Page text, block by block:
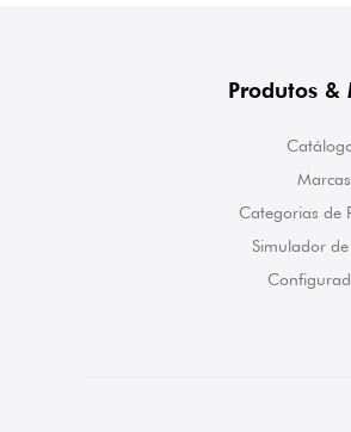
Produtos &
Marcas
Categorias de
Simulador de